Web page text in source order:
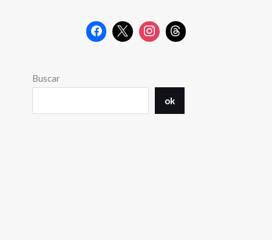
Buscar
ok